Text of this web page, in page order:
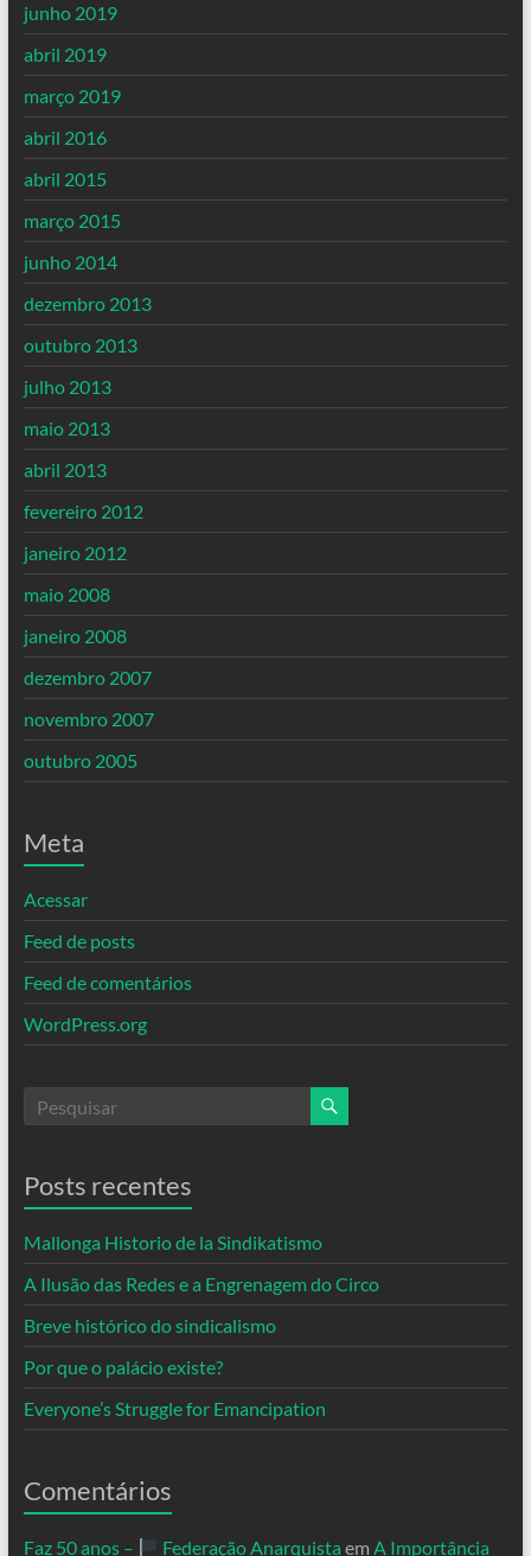
junho 2019
abril 2019
março 2019
abril 2016
abril 2015
março 2015
junho 2014
dezembro 2013
outubro 2013
julho 2013
maio 2013
abril 2013
fevereiro 2012
janeiro 2012
maio 2008
janeiro 2008
dezembro 2007
novembro 2007
outubro 2005
Meta
Acessar
Feed de posts
Feed de comentários
WordPress.org
Posts recentes
Mallonga Historio de la Sindikatismo
A Ilusão das Redes e a Engrenagem do Circo
Breve histórico do sindicalismo
Por que o palácio existe?
Everyone’s Struggle for Emancipation
Comentários
Faz 50 anos – Federação Anarquista em A Importância